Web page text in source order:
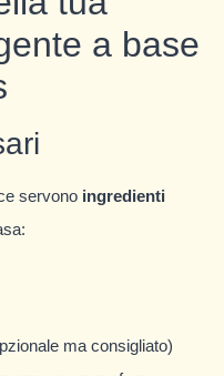
a base
servono ingredienti
ma consigliato)